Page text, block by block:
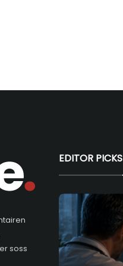
soss
EDITOR PICKS